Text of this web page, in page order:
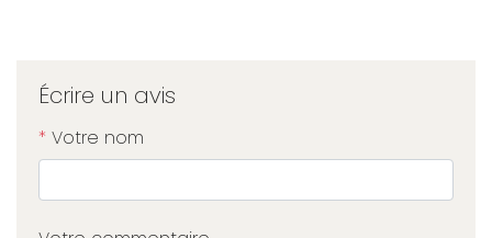
Écrire un avis
* Votre nom